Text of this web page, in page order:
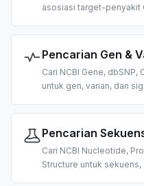
asosiasi target-penyakit
berbasis AI.
Pencarian Gen &
Cari NCBI Gene, dbSNP,
untuk gen, varian, dan
Pencarian
Cari NCBI Nucleotide,
Structure untuk